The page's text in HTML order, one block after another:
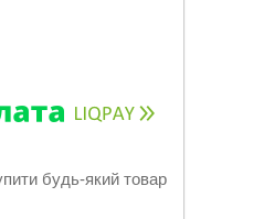
будь-який товар